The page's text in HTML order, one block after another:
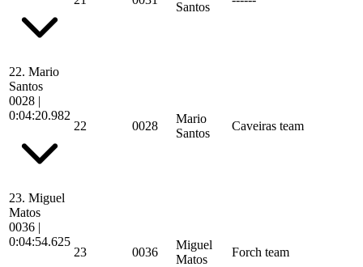
Santos
22. Mario
Santos
0028 |
0:04:20.982
22 0028
Mario
Santos
Caveiras team
23. Miguel
Matos
0036 |
0:04:54.625
23 0036
Miguel
Matos
Forch team